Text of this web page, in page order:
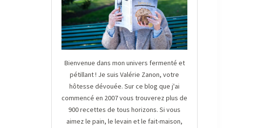
Bienvenue dans mon univers fermenté et
pétillant ! Je suis Valérie Zanon, votre
hôtesse dévouée. Sur ce blog que j'ai
commencé en 2007 vous trouverez plus de
900 recettes de tous horizons. Si vous
aimez le pain, le levain et le fait-maison,